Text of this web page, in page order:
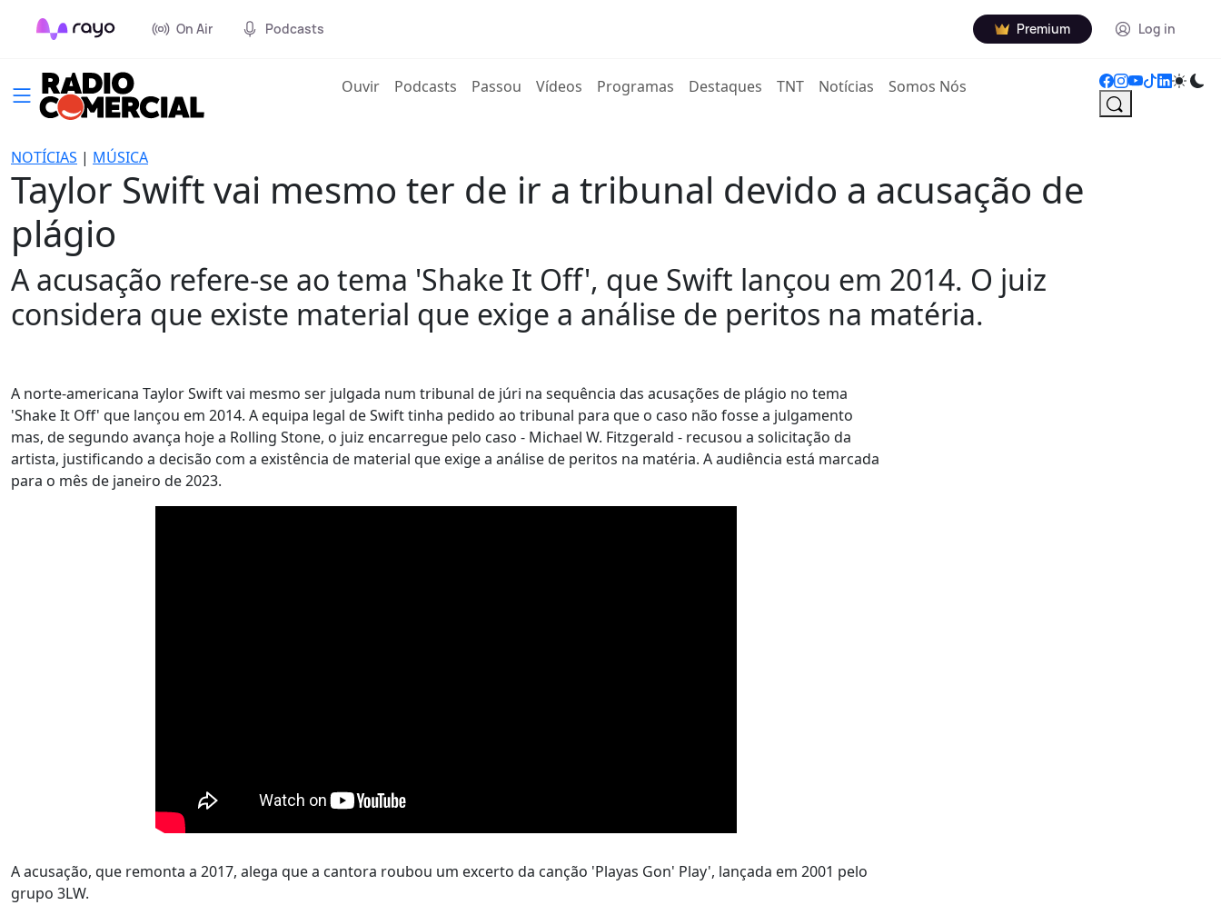
On Air Podcasts Premium Log in
Ouvir(current)
Podcasts Passou Vídeos Programas Destaques TNT Notícias Somos Nós
NOTÍCIAS | MÚSICA
Taylor Swift vai mesmo ter de ir a tribunal devido a acusação de
plágio
A acusação refere-se ao tema 'Shake It Off', que Swift lançou em 2014. O juiz
considera que existe material que exige a análise de peritos na matéria.
A norte-americana Taylor Swift vai mesmo ser julgada num tribunal de júri na sequência das acusações de plágio no tema
'Shake It Off' que lançou em 2014. A equipa legal de Swift tinha pedido ao tribunal para que o caso não fosse a julgamento
mas, de segundo avança hoje a Rolling Stone, o juiz encarregue pelo caso - Michael W. Fitzgerald - recusou a solicitação da
artista, justificando a decisão com a existência de material que exige a análise de peritos na matéria. A audiência está marcada
para o mês de janeiro de 2023.
A acusação, que remonta a 2017, alega que a cantora roubou um excerto da canção 'Playas Gon' Play', lançada em 2001 pelo
grupo 3LW.